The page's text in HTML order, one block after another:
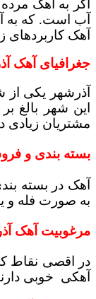
اگر به آهک
آب است. که به
آهک کاربردهای
جغرافیای آهک
آذرشهر یکی
مشتریان
بسته بندی و
به صورت فله و یا محموله های
مرغوبیت آهک
در اقصی نقاط
آهکی خوبی